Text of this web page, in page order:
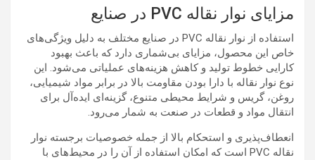
مزایای نوار نقاله PVC در صنایع
استفاده از نوار نقاله PVC در صنایع مختلف به دلیل ویژگی‌های
خاص این محصول، مزایای بی‌شماری دارد که باعث بهبود
کارایی خطوط تولید و کاهش هزینه‌های عملیاتی می‌شود. این
نوع نوار نقاله با دارا بودن مقاومت بالا در برابر مواد شیمیایی،
روغن، گریس و شرایط محیطی متنوع، گزینه‌ای ایده‌آل برای
انتقال مواد و قطعات در صنعت به شمار می‌رود.
انعطاف‌پذیری و استحکام بالا از جمله خصوصیات برجسته نوار
نقاله PVC است که امکان استفاده از آن را در محیط‌های با